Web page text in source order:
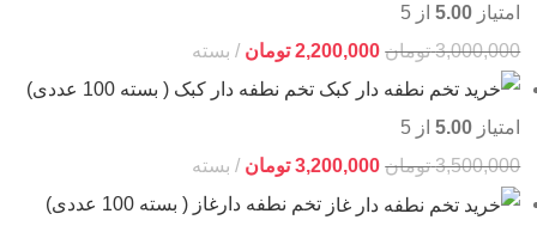
امتیاز 5.00از 5
3,000,000 تومان 2,200,000 تومان
بسته
تخم نطفه دار کبک ( بسته 100 عددی)
امتیاز 5.00از 5
3,500,000 تومان 3,200,000 تومان
بسته
تخم نطفه دارغاز ( بسته 100 عددی)